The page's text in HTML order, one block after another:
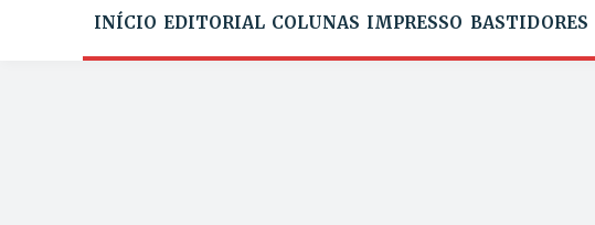
INÍCIO EDITORIAL COLUNAS IMPRESSO BASTIDORES